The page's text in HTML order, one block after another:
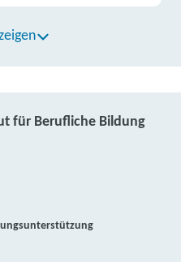
für Berufliche Bildung